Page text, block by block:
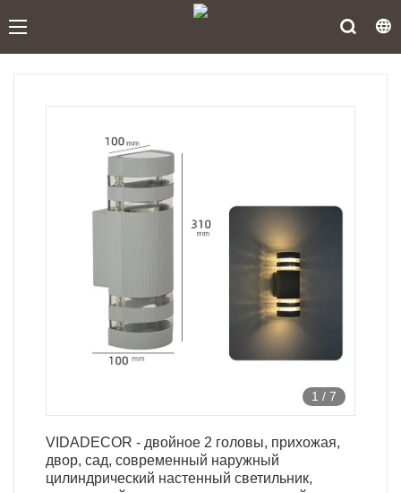
1 / 7
VIDADECOR - двойное 2 головы, прихожая,
двор, сад, современный наружный
цилиндрический настенный светильник,